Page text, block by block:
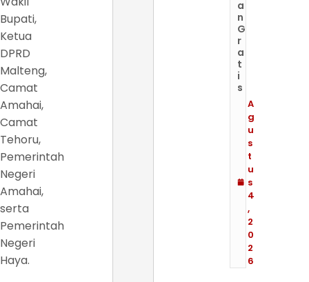
Bupati,
Ketua
DPRD
Malteng,
Camat
Amahai,
Camat
Tehoru,
Pemerintah
Negeri
Amahai,
serta
Pemerintah
Negeri
Haya.
a
n
G
r
a
t
i
s
A
g
u
s
t
u
s
4
,
2
0
2
6